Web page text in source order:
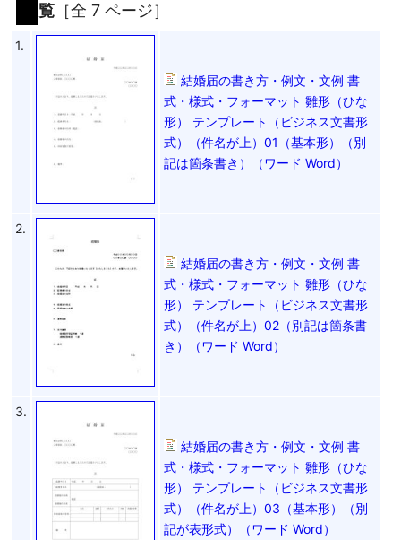
覧 ［全 7 ページ］
1.
結婚届の書き方・例文・文例 書
式・様式・フォーマット 雛形（ひな
形） テンプレート（ビジネス文書形
式）（件名が上）01（基本形）（別
記は箇条書き）（ワード Word）
2.
結婚届の書き方・例文・文例 書
式・様式・フォーマット 雛形（ひな
形） テンプレート（ビジネス文書形
式）（件名が上）02（別記は箇条書
き）（ワード Word）
3.
結婚届の書き方・例文・文例 書
式・様式・フォーマット 雛形（ひな
形） テンプレート（ビジネス文書形
式）（件名が上）03（基本形）（別
記が表形式）（ワード Word）